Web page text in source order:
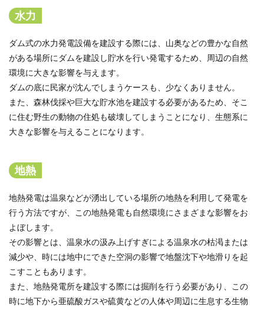
水力
ダム式の水力発電設備を建設する際には、山奥などの豊かな自然
がある場所にダムを建設し貯水を行い発電するため、周辺の自然
環境に大きな影響を与えます。
ダムの底に民家が沈んでしまうケースも、少なくありません。
また、森林伐採や巨大な貯水池を建設する必要があるため、そこ
に住む野生の動物の住処も破壊してしまうことになり、生態系に
大きな影響を与えることになります。
地熱
地熱発電は温泉などが湧出している場所の地熱を利用して発電を
行う方法ですが、この地熱発電も自然環境にさまざまな影響をお
よぼします。
その影響とは、温泉水の汲み上げすぎによる温泉水の枯渇または
減少や、時には地中にできた空洞の影響で地盤沈下や地滑りを起
こすこともあります。
また、地熱発電所を建設する際には掘削を行う必要があり、この
時に地下から亜硫酸ガスや硫黄などの人体や周辺に生息する生物